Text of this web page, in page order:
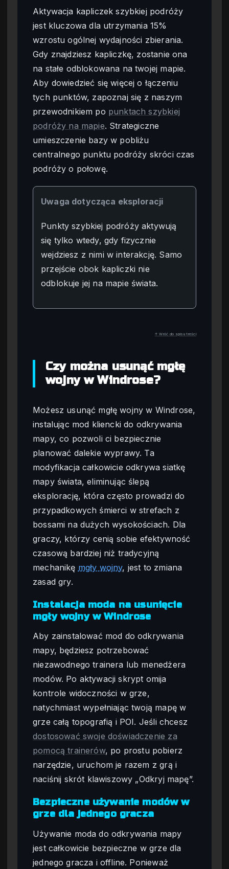
Aktywacja kapliczek szybkiej podróży
jest kluczowa dla utrzymania 15%
wzrostu ogólnej wydajności zbierania.
Gdy znajdziesz kapliczkę, zostanie ona
na stałe odblokowana na twojej mapie.
Aby dowiedzieć się więcej o łączeniu
tych punktów, zapoznaj się z naszym
przewodnikiem po punktach szybkiej
podróży na mapie. Strategiczne
umieszczenie bazy w pobliżu
centralnego punktu podróży skróci czas
podróży o połowę.
Uwaga dotycząca eksploracji
Punkty szybkiej podróży aktywują
się tylko wtedy, gdy fizycznie
wejdziesz z nimi w interakcję. Samo
przejście obok kapliczki nie
odblokuje jej na mapie świata.
↑ Wróć do spisu treści
Czy można usunąć mgłę
wojny w Windrose?
Możesz usunąć mgłę wojny w Windrose,
instalując mod kliencki do odkrywania
mapy, co pozwoli ci bezpiecznie
planować dalekie wyprawy. Ta
modyfikacja całkowicie odkrywa siatkę
mapy świata, eliminując ślepą
eksplorację, która często prowadzi do
przypadkowych śmierci w strefach z
bossami na dużych wysokościach. Dla
graczy, którzy cenią sobie efektywność
czasową bardziej niż tradycyjną
mechanikę mgły wojny, jest to zmiana
zasad gry.
Instalacja moda na usunięcie
mgły wojny w Windrose
Aby zainstalować mod do odkrywania
mapy, będziesz potrzebować
niezawodnego trainera lub menedżera
modów. Po aktywacji skrypt omija
kontrole widoczności w grze,
natychmiast wypełniając twoją mapę w
grze całą topografią i POI. Jeśli chcesz
dostosować swoje doświadczenie za
pomocą trainerów, po prostu pobierz
narzędzie, uruchom je razem z grą i
naciśnij skrót klawiszowy „Odkryj mapę”.
Bezpieczne używanie modów w
grze dla jednego gracza
Używanie moda do odkrywania mapy
jest całkowicie bezpieczne w grze dla
jednego gracza i offline. Ponieważ